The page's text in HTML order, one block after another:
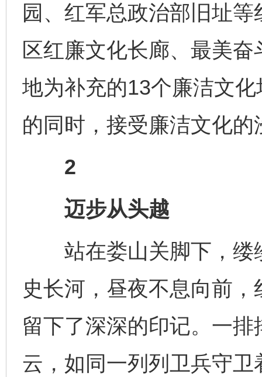
园、红军总政治部旧址
区红廉文化长廊、最美
地为补充的13个廉洁文
的同时，接受廉洁文化的
2
迈步从头越
站在娄山关脚下，缕
史长河，昼夜不息向前
留下了深深的印记。一
云，如同一列列卫兵守